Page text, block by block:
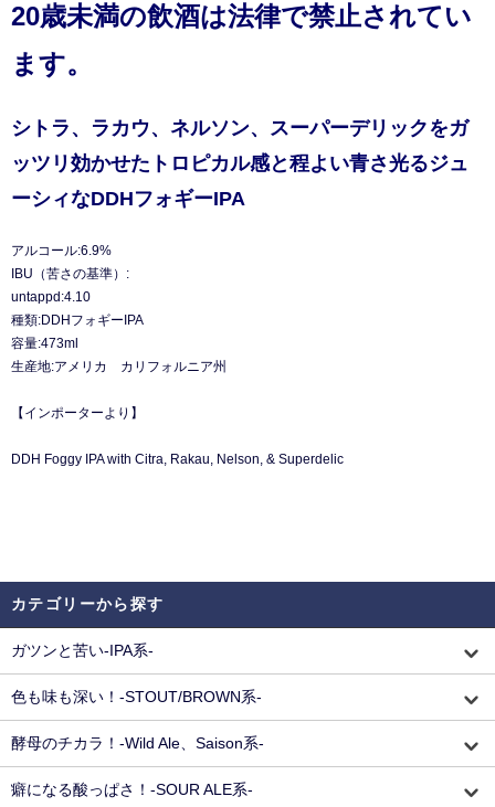
20歳未満の飲酒は法律で禁止されてい
ます。
シトラ、ラカウ、ネルソン、スーパーデリックをガ
ッツリ効かせたトロピカル感と程よい青さ光るジュ
ーシィなDDHフォギーIPA
アルコール:6.9%
IBU（苦さの基準）:
untappd:4.10
種類:DDHフォギーIPA
容量:473ml
生産地:アメリカ カリフォルニア州
【インポーターより】
DDH Foggy IPA with Citra, Rakau, Nelson, & Superdelic
カテゴリーから探す
ガツンと苦い-IPA系-
色も味も深い！-STOUT/BROWN系-
酵母のチカラ！-Wild Ale、Saison系-
癖になる酸っぱさ！-SOUR ALE系-